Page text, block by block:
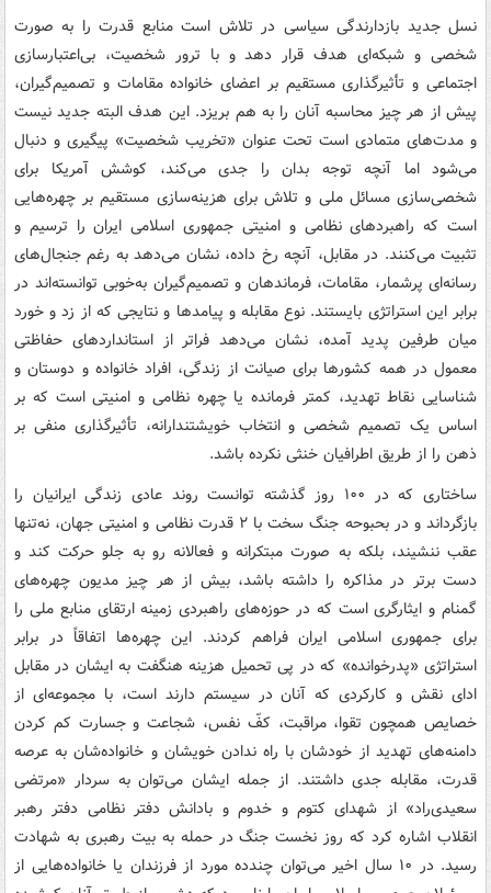
نسل جدید بازدارندگی سیاسی در تلاش است منابع قدرت را به صورت
شخصی و شبکه‌ای هدف قرار دهد و با ترور شخصیت، بی‌اعتبارسازی
اجتماعی و تأثیرگذاری مستقیم بر اعضای خانواده مقامات و تصمیم‌گیران،
پیش از هر چیز محاسبه آنان را به هم بریزد. این هدف البته جدید نیست
و مدت‌های متمادی است تحت عنوان «تخریب شخصیت» پیگیری و دنبال
می‌شود اما آنچه توجه بدان را جدی می‌کند، کوشش آمریکا برای
شخصی‌سازی مسائل ملی و تلاش برای هزینه‌سازی مستقیم بر چهره‌هایی
است که راهبردهای نظامی و امنیتی جمهوری اسلامی ایران را ترسیم و
تثبیت می‌کنند. در مقابل، آنچه رخ داده، نشان می‌دهد به رغم جنجال‌های
رسانه‌ای پرشمار، مقامات، فرماندهان و تصمیم‌گیران به‌خوبی توانسته‌اند در
برابر این استراتژی بایستند. نوع مقابله و پیامدها و نتایجی که از زد و خورد
میان طرفین پدید آمده، نشان می‌دهد فراتر از استانداردهای حفاظتی
معمول در همه کشورها برای صیانت از زندگی، افراد خانواده و دوستان و
شناسایی نقاط تهدید، کمتر فرمانده یا چهره نظامی و امنیتی است که بر
اساس یک تصمیم شخصی و انتخاب خویشتندارانه، تأثیرگذاری منفی بر
ذهن را از طریق اطرافیان خنثی نکرده باشد.
ساختاری که در ۱۰۰ روز گذشته توانست روند عادی زندگی ایرانیان را
بازگرداند و در بحبوحه جنگ سخت با ۲ قدرت نظامی و امنیتی جهان، نه‌تنها
عقب ننشیند، بلکه به صورت مبتکرانه و فعالانه رو به جلو حرکت کند و
دست برتر در مذاکره را داشته باشد، بیش از هر چیز مدیون چهره‌های
گمنام و ایثارگری است که در حوزه‌های راهبردی زمینه ارتقای منابع ملی را
برای جمهوری اسلامی ایران فراهم کردند. این چهره‌ها اتفاقاً در برابر
استراتژی «پدرخوانده» که در پی تحمیل هزینه هنگفت به ایشان در مقابل
ادای نقش و کارکردی که آنان در سیستم دارند است، با مجموعه‌ای از
خصایص همچون تقوا، مراقبت، کفّ نفس، شجاعت و جسارت کم کردن
دامنه‌های تهدید از خودشان با راه ندادن خویشان و خانواده‌شان به عرصه
قدرت، مقابله جدی داشتند. از جمله ایشان می‌توان به سردار «مرتضی
سعیدی‌راد» از شهدای کتوم و خدوم و بادانش دفتر نظامی دفتر رهبر
انقلاب اشاره کرد که روز نخست جنگ در حمله به بیت رهبری به شهادت
رسید. در ۱۰ سال اخیر می‌توان چندده مورد از فرزندان یا خانواده‌هایی از